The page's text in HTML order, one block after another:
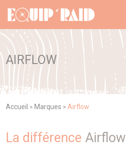
AIRFLOW
Accueil > Marques > Airflow
La différence Airflow
Panneau de gestion des cookies